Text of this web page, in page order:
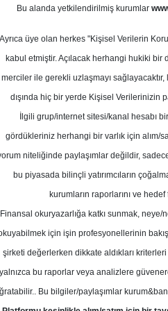
2026
Perşembe, 07
Yatırım
TTKOM - Türk
104,29 TL'ye
Bu alanda yetkilendirilmiş kurumlar
Ayrıca üye olan herkes "Kişisel Verilerin
kabul etmiştir. Açılacak herhangi hukiki
merciler ile gerekli uzlaşmayı
dışında hiç bir yerde Kişisel Verilerinizin
İlgili grup/internet sitesi/kanal hesabı
gördükleriniz herhangi bir varlık için alım/
niteliğinde paylaşımlar değildir,
bu piyasada bilinçli yatırımcıların
kurumların raporlarını ve hedef
Finansal okuryazarlığa katkı sunmak, neye/
için işin profesyonellerinin
şirketi değerlerken dikkate aldıkları
yalnızca bu raporlar veya analizlere
Bu bilgiler/paylaşımlar